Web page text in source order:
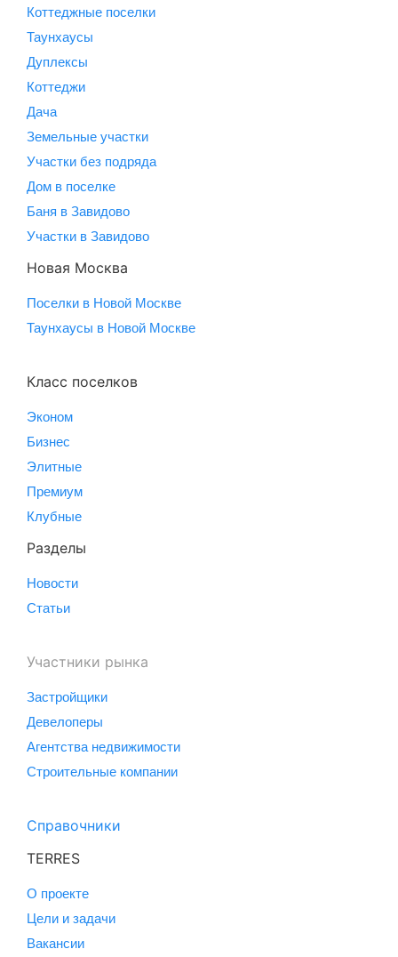
Коттеджные поселки
Таунхаусы
Дуплексы
Коттеджи
Дача
Земельные участки
Участки без подряда
Дом в поселке
Баня в Завидово
Участки в Завидово
Новая Москва
Поселки в Новой Москве
Таунхаусы в Новой Москве
Класс поселков
Эконом
Бизнес
Элитные
Премиум
Клубные
Разделы
Новости
Статьи
Участники рынка
Застройщики
Девелоперы
Агентства недвижимости
Строительные компании
Справочники
TERRES
О проекте
Цели и задачи
Вакансии